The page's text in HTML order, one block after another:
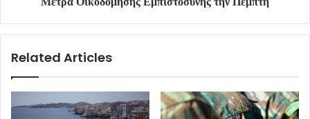
Related Articles